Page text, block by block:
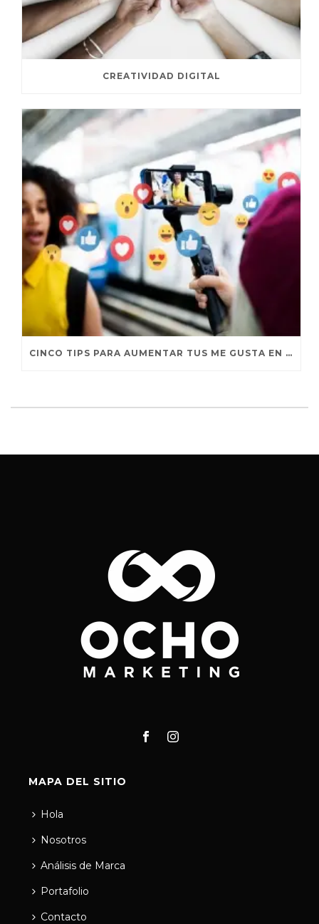
CREATIVIDAD DIGITAL
CINCO TIPS PARA AUMENTAR TUS ME GUSTA EN FACEBOOK
MAPA DEL SITIO
Hola
Nosotros
Análisis de Marca
Portafolio
Contacto